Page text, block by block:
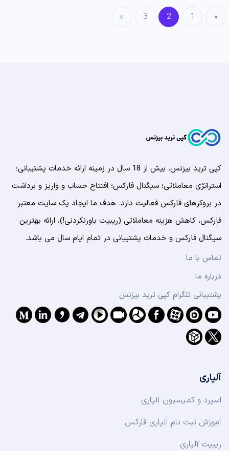
«
1
2
3
»
کپی ترید بیزنس، بیش از 18 سال در زمینه ارائه خدمات پشتیبانی؛
استراتژی معاملاتی؛ سیگنال فارکس؛ افتتاح حساب و واریز و برداشت
در بروکرهای فارکس فعالیت دارد. هدف ما ایجاد یک سایت معتبر
فارکس، کاهش هزینه معاملاتی (ریبیت باورنکردنی!)، ارائه بهترین
سیگنال فارکس و خدمات پشتیبانی در تمام ایام سال می باشد.
تماس با ما
درباره ما
پشتیبانی تلگرام کپی ترید بیزنس
آلپاری
اسپرد و کمیسیون آلپاری
آموزش ثبت نام آلپاری فارکس
ریبیت آلپاری